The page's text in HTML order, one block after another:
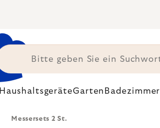
HaushaltsgeräteGarten Badezimmer
Messersets 2 St.